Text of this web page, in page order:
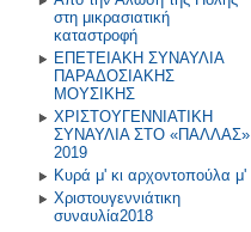
στη μικρασιατική
καταστροφή
ΕΠΕΤΕΙΑΚΗ ΣΥΝΑΥΛΙΑ
ΠΑΡΑΔΟΣΙΑΚΗΣ
ΜΟΥΣΙΚΗΣ
ΧΡΙΣΤΟΥΓΕΝΝΙΑΤΙΚΗ
ΣΥΝΑΥΛΙΑ ΣΤΟ «ΠΑΛΛΑΣ»
2019
Κυρά μ' κι αρχοντοπούλα μ'
Χριστουγεννιάτικη
συναυλία2018